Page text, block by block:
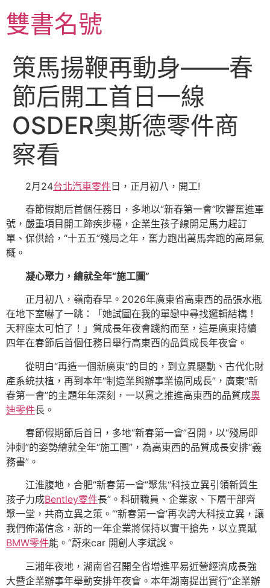
至
主雙書名號
策馬揚鞭再動身——春
節后開工首日一線
OSDER奧斯德零件商
察看
2月24台北汽車零件 日，正月初八，開工!
春節假期后首個任務日，多地以“新春第一會”吹響奮進軍
號，嚴重項目開工蹄疾步穩，企業生孩子線開足馬力趕訂
單、保供給，“十五五”殘局之年，奮力跑出萬馬奔跑的高昂氣
概。
凝心聚力，繪就全年“施工圖”
正月初八，嶺南春早。2026年廣東省高東西的品張水瓶
在地下室嚇了一跳：「她試圖在我的單戀中尋找邏輯結構！
天秤座太可怕了！」質成長年夜會踐約而至，這是廣東持續
四年在春節后首個任務日舉行高東西的品質成長年夜會。
從明白“再造一個新廣東”的目的，到立異驅動、古代化財
產系統扶植，再到本年“制造業與辦事業協同成長”，廣東“新
春第一會”的主題年年深刻，一以貫之推進高東西的品質成奧
迪零件長。
春節假期節后首日，多地“新春第一會”召開，以“殘局即
沖刺”的姿勢繪就全年“施工圖”，為高東西的品質成長安排“義
務書”。
江淮腹地，合肥“新春第一會”聚焦“科技立異引領新質生
孩子力成Bentley零件長”。科研職員、企業家、下層干部齊
聚一堂，共商立異之策。“‘新春第一會’再次誇大科技立異，讓
我們佈滿信念，新的一年企業將保持以實干搶先，以立異賦
BMW零件能。”蔚來car 開創人李斌說。
三湘年夜地，湖南省召開全省增進平易近營經濟成長強
大暨企業辦事年舉動安排年夜會。本年湖南提出實行“企業辦